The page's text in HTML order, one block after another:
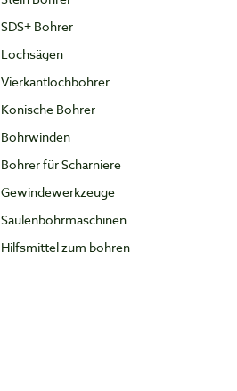
SDS+ Bohrer
Lochsägen
Vierkantlochbohrer
Konische Bohrer
Bohrwinden
Bohrer für Scharniere
Gewindewerkzeuge
Säulenbohrmaschinen
Hilfsmittel zum bohren